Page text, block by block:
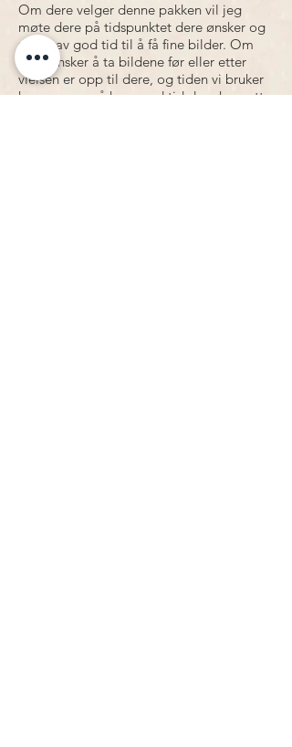
Om dere velger denne pakken vil jeg
møte dere på tidspunktet dere ønsker og
setter av god tid til å få fine bilder. Om
dere ønsker å ta bildene før eller etter
vielsen er opp til dere, og tiden vi bruker
kommer an på hvor god tid dere har satt